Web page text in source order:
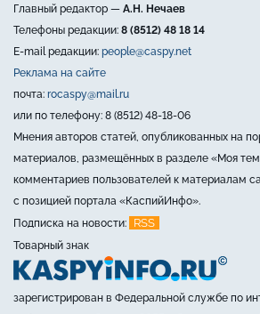
Главный редактор — А.Н. Нечаев
Телефоны редакции: 8 (8512) 48 18 14
E-mail редакции: people@caspy.net
Реклама на сайте
почта: rocaspy@mail.ru
или по телефону: 8 (8512) 48-18-06
Мнения авторов статей, опубликованных на
материалов, размещённых в разделе «Моя
комментариев пользователей к материалам
с позицией портала «КаспийИнфо».
Подписка на новости:
RSS
Товарный знак
зарегистрирован в Федеральной службе по